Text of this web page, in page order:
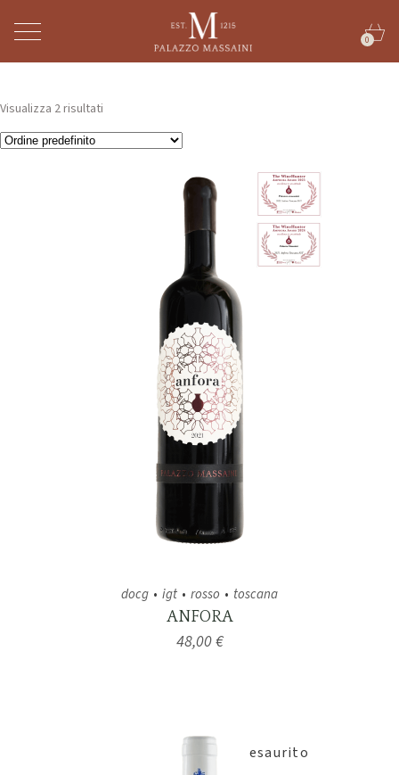
0
Visualizza 2 risultati
docg igt rosso toscana
ANFORA
48,00€
esaurito